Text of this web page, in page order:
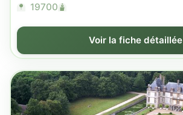
19700
Voir la fiche détaillée